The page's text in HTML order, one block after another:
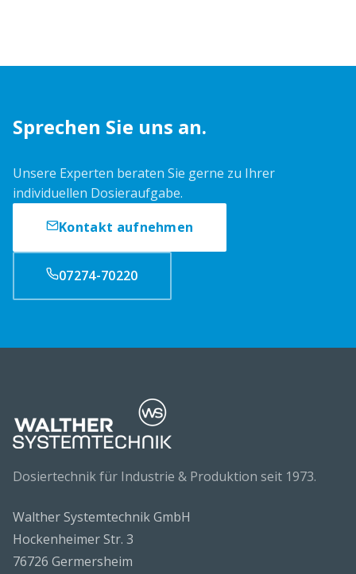
Sprechen Sie uns an.
Unsere Experten beraten Sie gerne zu Ihrer
individuellen Dosieraufgabe.
Kontakt aufnehmen
07274-70220
Dosiertechnik für Industrie & Produktion seit 1973.
Walther Systemtechnik GmbH
Hockenheimer Str. 3
76726 Germersheim